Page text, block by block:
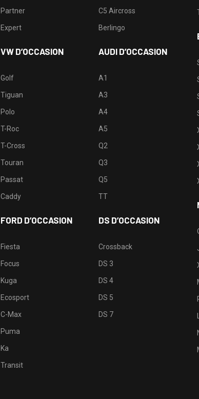
Partner
Expert
VW D’OCCASION
Golf
Tiguan
Polo
T-Roc
T-Cross
Touran
Passat
Caddy
FORD D’OCCASION
Fiesta
Focus
Kuga
Ecosport
C-Max
Puma
Ka
Transit
C5 Aircross
Berlingo
AUDI D’OCCASION
A1
A3
A4
A5
Q2
Q3
Q5
TT
DS D’OCCASION
Crossback
DS 3
DS 4
DS 5
DS 7